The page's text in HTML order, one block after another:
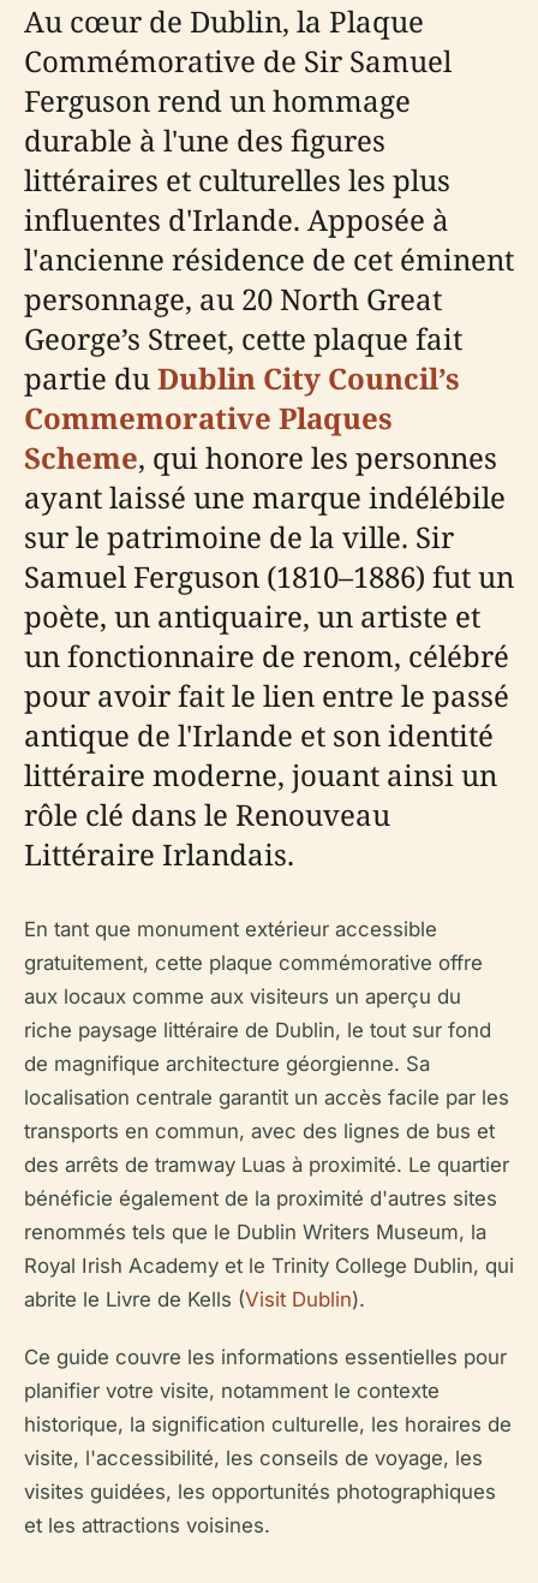
Au cœur de Dublin, la Plaque
Commémorative de Sir Samuel
Ferguson rend un hommage
durable à l'une des figures
littéraires et culturelles les plus
influentes d'Irlande. Apposée à
l'ancienne résidence de cet éminent
personnage, au 20 North Great
George’s Street, cette plaque fait
partie duDublin City Council’s
Commemorative Plaques
Scheme, qui honore les personnes
ayant laissé une marque indélébile
sur le patrimoine de la ville. Sir
Samuel Ferguson (1810–1886) fut un
poète, un antiquaire, un artiste et
un fonctionnaire de renom, célébré
pour avoir fait le lien entre le passé
antique de l'Irlande et son identité
littéraire moderne, jouant ainsi un
rôle clé dans le Renouveau
Littéraire Irlandais.
En tant que monument extérieur accessible
gratuitement, cette plaque commémorative offre
aux locaux comme aux visiteurs un aperçu du
riche paysage littéraire de Dublin, le tout sur fond
de magnifique architecture géorgienne. Sa
localisation centrale garantit un accès facile par les
transports en commun, avec des lignes de bus et
des arrêts de tramway Luas à proximité. Le quartier
bénéficie également de la proximité d'autres sites
renommés tels que le Dublin Writers Museum, la
Royal Irish Academy et le Trinity College Dublin, qui
abrite le Livre de Kells (Visit Dublin).
Ce guide couvre les informations essentielles pour
planifier votre visite, notamment le contexte
historique, la signification culturelle, les horaires de
visite, l'accessibilité, les conseils de voyage, les
visites guidées, les opportunités photographiques
et les attractions voisines.